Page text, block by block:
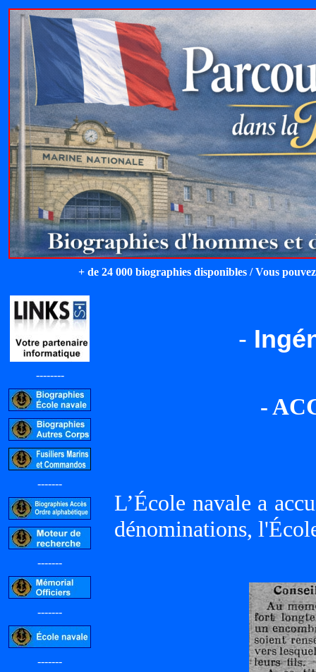
+ de 24 000 biographies disponibles / Vous
--------
-------
-------
-------
-------
-
-
L’École navale a
dénominations,